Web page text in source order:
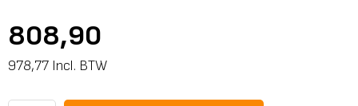
808,90
978,77 Incl. BTW